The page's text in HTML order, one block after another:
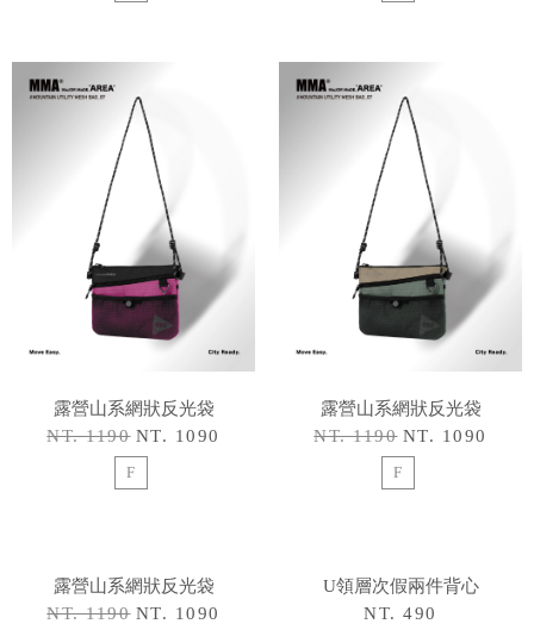
露營山系網狀反光袋
NT. 1190 NT. 1090
F
露營山系網狀反光袋
NT. 1190 NT. 1090
F
露營山系網狀反光袋
NT. 1190 NT. 1090
U領層次假兩件背心
NT. 490